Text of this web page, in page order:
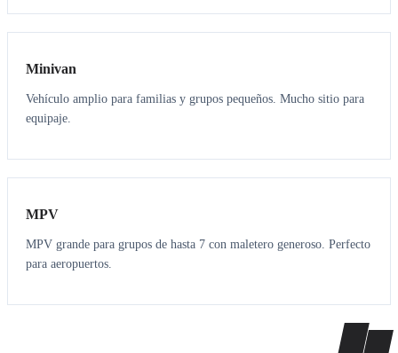
6 5
Minivan
Vehículo amplio para familias y grupos pequeños. Mucho sitio para
equipaje.
7 7
MPV
MPV grande para grupos de hasta 7 con maletero generoso. Perfecto
para aeropuertos.